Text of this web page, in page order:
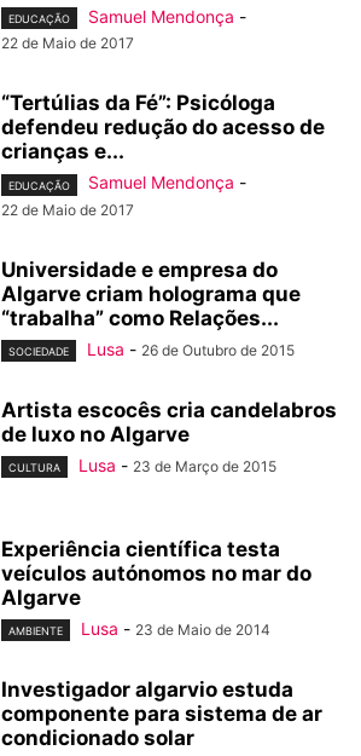
EDUCAÇÃO Samuel Mendonça -
22 de Maio de 2017
“Tertúlias da Fé”: Psicóloga
defendeu redução do acesso de
crianças e...
EDUCAÇÃO Samuel Mendonça -
22 de Maio de 2017
Universidade e empresa do
Algarve criam holograma que
“trabalha” como Relações...
SOCIEDADE Lusa - 26 de Outubro de 2015
Artista escocês cria candelabros
de luxo no Algarve
CULTURA Lusa - 23 de Março de 2015
Experiência científica testa
veículos autónomos no mar do
Algarve
AMBIENTE Lusa - 23 de Maio de 2014
Investigador algarvio estuda
componente para sistema de ar
condicionado solar